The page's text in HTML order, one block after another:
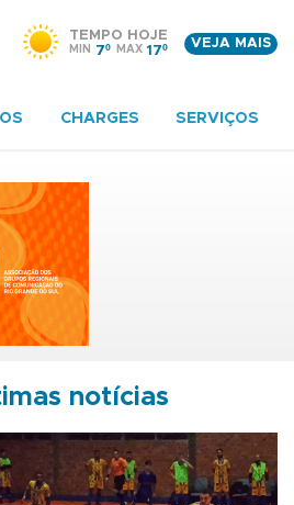
TEMPO HOJE
MIN 7º MAX 17º
VEJA MAIS
CHARGES SERVIÇOS
notícias